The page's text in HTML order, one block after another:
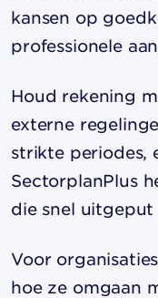
kansen op
professionele
Houd rekening
externe
strikte periodes,
SectorplanPlus
die snel uitgeput
Voor
hoe ze omgaan